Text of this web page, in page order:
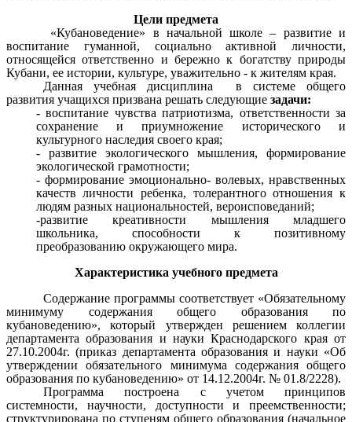
Цели предмета
«Кубановедение» в начальной школе – развитие и
воспитание гуманной, социально активной личности,
относящейся ответственно и бережно к богатству природы
Кубани, ее истории, культуре, уважительно - к жителям края.
Данная учебная дисциплина в системе общего
развития учащихся призвана решать следующие задачи:
- воспитание чувства патриотизма, ответственности за
сохранение и приумножение исторического и
культурного наследия своего края;
- развитие экологического мышления, формирование
экологической грамотности;
- формирование эмоционально- волевых, нравственных
качеств личности ребенка, толерантного отношения к
людям разных национальностей, вероисповеданий;
-развитие креативности мышления младшего
школьника, способности к позитивному
преобразованию окружающего мира.
Характеристика учебного предмета
Содержание программы соответствует «Обязательному
минимуму содержания общего образования по
кубановедению», который утвержден решением коллегии
департамента образования и науки Краснодарского края от
27.10.2004г. (приказ департамента образования и науки «Об
утверждении обязательного минимума содержания общего
образования по кубановедению» от 14.12.2004г. № 01.8/2228).
Программа построена с учетом принципов
системности, научности, доступности и преемственности;
структурирована по ступеням общего образования (начальное